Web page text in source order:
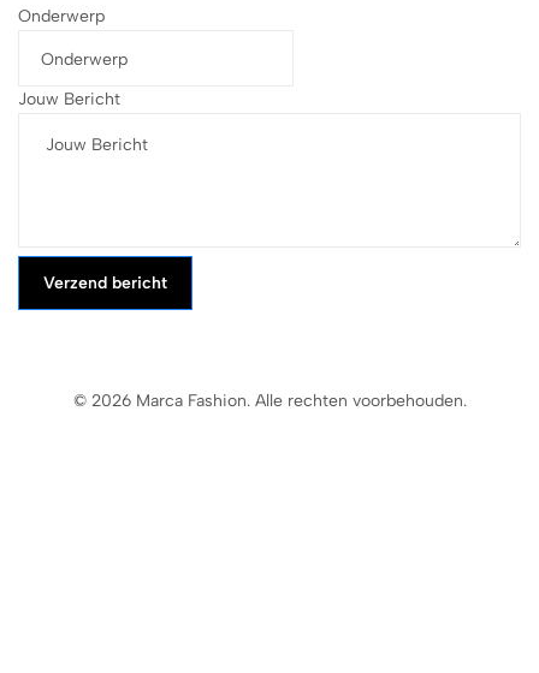
Onderwerp
Jouw Bericht
Verzend bericht
© 2026 Marca Fashion. Alle rechten voorbehouden.